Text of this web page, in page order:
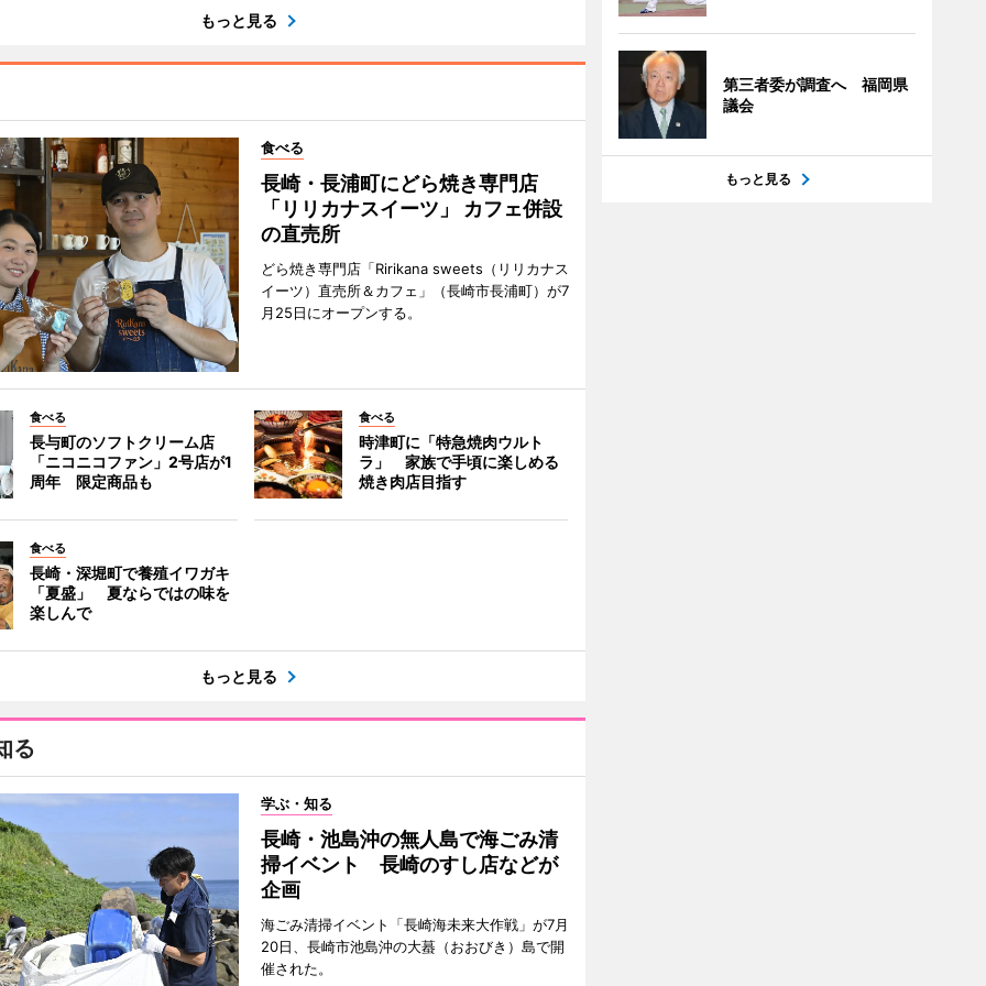
もっと見る
食べる
長崎・長浦町にどら焼き専門店
「リリカナスイーツ」 カフェ併設
の直売所
どら焼き専門店「Ririkana sweets（リリカナス
イーツ）直売所＆カフェ」（長崎市長浦町）が7
月25日にオープンする。
食べる
長与町のソフトクリーム店
「ニコニコファン」2号店が1
周年 限定商品も
食べる
時津町に「特急焼肉ウルト
ラ」 家族で手頃に楽しめる
焼き肉店目指す
食べる
長崎・深堀町で養殖イワガキ
「夏盛」 夏ならではの味を
楽しんで
もっと見る
る
学ぶ・知る
長崎・池島沖の無人島で海ごみ清
掃イベント 長崎のすし店などが
企画
海ごみ清掃イベント「長崎海未来大作戦」が7月
20日、長崎市池島沖の大蟇（おおびき）島で開
催された。
第三者委が調査へ 福岡県
議会
もっと見る